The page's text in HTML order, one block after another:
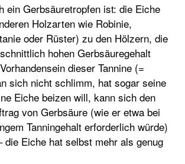
Gerbsäuretropfen ist: die Eiche
Holzarten wie Robinie,
oder Rüster) zu den Hölzern, die
hohen Gerbsäuregehalt
dieser Tannine (=
sich nicht schlimm, hat sogar seine
Eiche beizen will, kann sich den
von Gerbsäure (wie er etwa bei
Tanningehalt erforderlich würde)
die Eiche hat selbst mehr als genug